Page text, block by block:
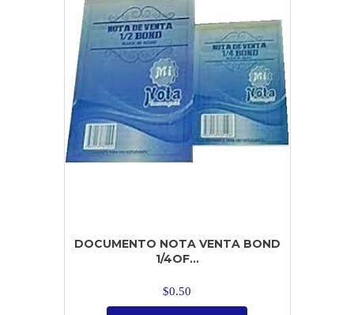
DOCUMENTO NOTA VENTA BOND
1/4OF...
$0.50